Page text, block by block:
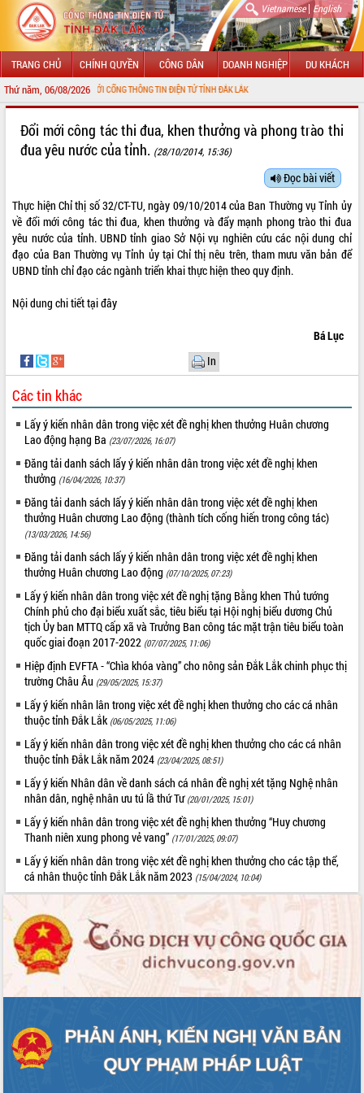
Vietnamese| English
TRANG CHỦ CHÍNH QUYỀN CÔNG DÂN DOANH NGHIỆP DU KHÁCH
Thứ năm, 06/08/2026
MỪNG ĐẾN VỚI CỔNG THÔNG TIN ĐIỆN TỬ TỈNH ĐẮK LẮK
LÃNH ĐẠO UBND TỈNH
SỞ, BAN, NGÀNH
UBND CÁC XÃ, PHƯỜNG
VĂN BẢN HĐND TỈNH
ĐIỂM TIN VĂN BẢN
QUY HOẠCH - KẾ HOẠCH
VIDEO
Loading the player...
Bí thư Tỉnh ủy Lương Nguyễn Minh
Triết thăm, tặng quà người có công với
cách mạng
Rà soát, hoàn thiện hệ thống thiết chế
văn hóa, thể thao đáp ứng yêu cầu
phát triển mới
Thường trực HĐND tỉnh Đắk Lắk gặp
mặt Đoàn chuyên gia y tế TP. Hồ Chí
Minh
Lễ truy điệu và an táng hài cốt liệt sĩ
tại Nghĩa trang Liệt sĩ xã Sơn Hòa
Bàn giải pháp tháo gỡ khó khăn trong
định EUDR
Thứ trưởng Bộ Nông nghiệp và Môi
trường Nguyễn Hoàng Hiệp khảo sát
ALBUM ẢNH
Đổi mới công tác thi đua, khen thưởng và phong trào thi
đua yêu nước của tỉnh. (28/10/2014, 15:36)
Đọc bài viết
Thực hiện Chỉ thị số 32/CT-TU, ngày 09/10/2014 của Ban Thường vụ Tỉnh ủy
về đổi mới công tác thi đua, khen thưởng và đẩy mạnh phong trào thi đua
yêu nước của tỉnh. UBND tỉnh giao Sở Nội vụ nghiên cứu các nội dung chỉ
đạo của Ban Thường vụ Tỉnh ủy tại Chỉ thị nêu trên, tham mưu văn bản để
UBND tỉnh chỉ đạo các ngành triển khai thực hiện theo quy định.
Nội dung chi tiếttại đây
Bá Lục
In
Các tin khác
Lấy ý kiến nhân dân trong việc xét đề nghị khen thưởng Huân chương
Lao động hạng Ba (23/07/2026, 16:07)
Đăng tải danh sách lấy ý kiến nhân dân trong việc xét đề nghị khen
thưởng (16/04/2026, 10:37)
Đăng tải danh sách lấy ý kiến nhân dân trong việc xét đề nghị khen
thưởng Huân chương Lao động (thành tích cống hiến trong công tác)
(13/03/2026, 14:56)
Đăng tải danh sách lấy ý kiến nhân dân trong việc xét đề nghị khen
thưởng Huân chương Lao động (07/10/2025, 07:23)
Lấy ý kiến nhân dân trong việc xét đề nghị tặng Bằng khen Thủ tướng
Chính phủ cho đại biểu xuất sắc, tiêu biểu tại Hội nghị biểu dương Chủ
tịch Ủy ban MTTQ cấp xã và Trưởng Ban công tác mặt trận tiêu biểu toàn
quốc giai đoạn 2017-2022 (07/07/2025, 11:06)
Hiệp định EVFTA - “Chìa khóa vàng” cho nông sản Đắk Lắk chinh phục thị
trường Châu Âu (29/05/2025, 15:37)
Lấy ý kiến nhân lân trong việc xét đề nghị khen thưởng cho các cá nhân
thuộc tỉnh Đắk Lắk (06/05/2025, 11:06)
Lấy ý kiến nhân dân trong việc xét đề nghị khen thưởng cho các cá nhân
thuộc tỉnh Đắk Lắk năm 2024 (23/04/2025, 08:51)
Lấy ý kiến Nhân dân về danh sách cá nhân đề nghị xét tặng Nghệ nhân
nhân dân, nghệ nhân ưu tú lầ thứ Tư (20/01/2025, 15:01)
Lấy ý kiến nhân dân trong việc xét đề nghị khen thưởng “Huy chương
Thanh niên xung phong vẻ vang” (17/01/2025, 09:07)
Lấy ý kiến nhân dân trong việc xét đề nghị khen thưởng cho các tập thể,
cá nhân thuộc tỉnh Đắk Lắk năm 2023 (15/04/2024, 10:04)